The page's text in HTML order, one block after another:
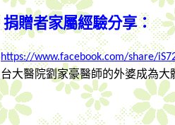
捐贈者家屬經驗分享：
https://www.facebook.com/share/
台大醫院劉家豪醫師的外婆成為